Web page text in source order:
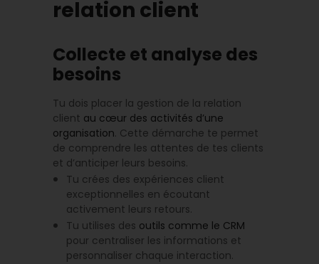
relation client
Collecte et analyse des
besoins
Tu dois placer la gestion de la relation
client au cœur des activités d’une
organisation. Cette démarche te permet
de comprendre les attentes de tes clients
et d’anticiper leurs besoins.
Tu crées des expériences client
exceptionnelles en écoutant
activement leurs retours.
Tu utilises des outils comme le CRM
pour centraliser les informations et
personnaliser chaque interaction.